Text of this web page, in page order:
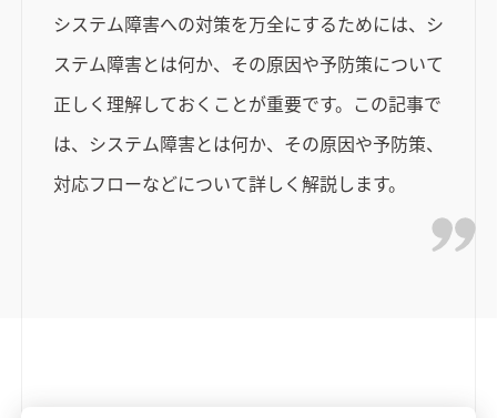
システム障害への対策を万全にするためには、シ
ステム障害とは何か、その原因や予防策について
正しく理解しておくことが重要です。この記事で
は、システム障害とは何か、その原因や予防策、
対応フローなどについて詳しく解説します。